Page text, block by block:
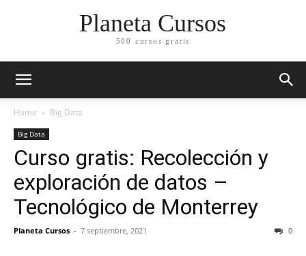
Planeta Cursos
500 cursos gratis
Home Big Data
Big Data
Curso gratis: Recolección y
exploración de datos –
Tecnológico de Monterrey
Planeta Cursos - 7 septiembre, 2021 0